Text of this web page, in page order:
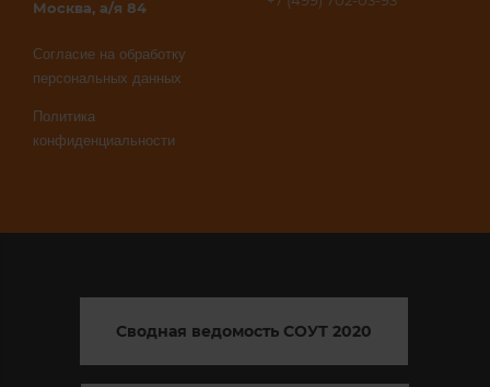
Москва, а/я 84
Согласие на обработку
персональных данных
Политика
конфиденциальности
Сводная ведомость СОУТ 2020